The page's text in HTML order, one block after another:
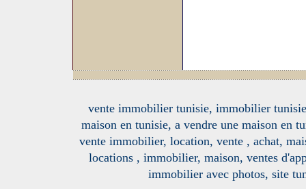
vente immobilier tunisie, immobilier
maison en tunisie, a vendre une maison en
vente immobilier, location, vente , achat,
locations , immobilier, maison, ventes
immobilier avec photos, site